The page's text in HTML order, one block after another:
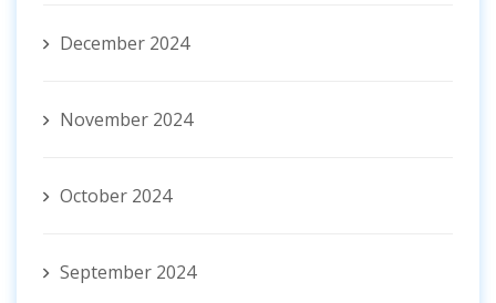
December 2024
November 2024
October 2024
September 2024